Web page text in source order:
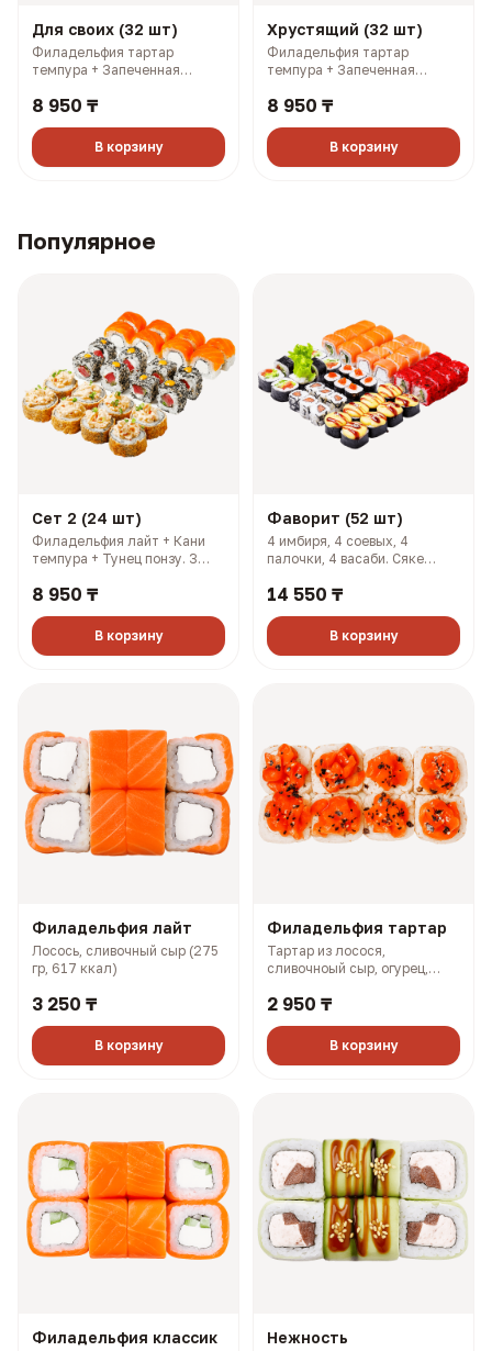
Для своих (32 шт)
Филадельфия тартар
темпура + Запеченная
Филадельфия лайт 1/2 +
Чикси хот (1380 гр, 2689
ккал)
8 950 ₸
В корзину
Хрустящий (32 шт)
Филадельфия тартар
темпура + Запеченная
Самурай темпура + Чикси
8 950 ₸
В корзину
Популярное
Сет 2 (24 шт)
Филадельфия лайт + Кани
темпура + Тунец понзу. 3
3 васаби (927 гр, 2108 ккал)
8 950 ₸
В корзину
Фаворит (52 шт)
4 имбиря, 4 соевых, 4
палочки, 4 васаби. Сяке
Самурай + Нори маки ясай +
+ Чикси хот (1606 гр, 2733
ккал)
14 550 ₸
В корзину
Филадельфия лайт
Лосось, сливочный сыр (275
гр, 617 ккал)
3 250 ₸
В корзину
Филадельфия тартар
Тартар из лосося,
сливочноый сыр, огурец,
ккал)
2 950 ₸
В корзину
Филадельфия классик Нежность